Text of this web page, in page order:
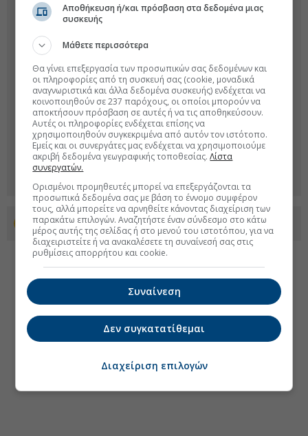
Προσθέστε το euro2day.gr στο Discover
Αποθήκευση ή/και πρόσβαση στα δεδομένα μιας
συσκευής
Μάθετε περισσότερα
Θα γίνει επεξεργασία των προσωπικών σας δεδομένων και
οι πληροφορίες από τη συσκευή σας (cookie, μοναδικά
αναγνωριστικά και άλλα δεδομένα συσκευής) ενδέχεται να
κοινοποιηθούν σε 237 παρόχους, οι οποίοι μπορούν να
αποκτήσουν πρόσβαση σε αυτές ή να τις αποθηκεύσουν.
Αυτές οι πληροφορίες ενδέχεται επίσης να
χρησιμοποιηθούν συγκεκριμένα από αυτόν τον ιστότοπο.
Εμείς και οι συνεργάτες μας ενδέχεται να χρησιμοποιούμε
ακριβή δεδομένα γεωγραφικής τοποθεσίας.Λίστα
συνεργατών.
Ορισμένοι προμηθευτές μπορεί να επεξεργάζονται τα
προσωπικά δεδομένα σας με βάση το έννομο συμφέρον
τους, αλλά μπορείτε να αρνηθείτε κάνοντας διαχείριση των
παρακάτω επιλογών. Αναζητήστε έναν σύνδεσμο στο κάτω
μέρος αυτής της σελίδας ή στο μενού του ιστοτόπου, για να
διαχειριστείτε ή να ανακαλέσετε τη συναίνεσή σας στις
ρυθμίσεις απορρήτου και cookie.
Συναίνεση
Δεν συγκατατίθεμαι
Διαχείριση επιλογών